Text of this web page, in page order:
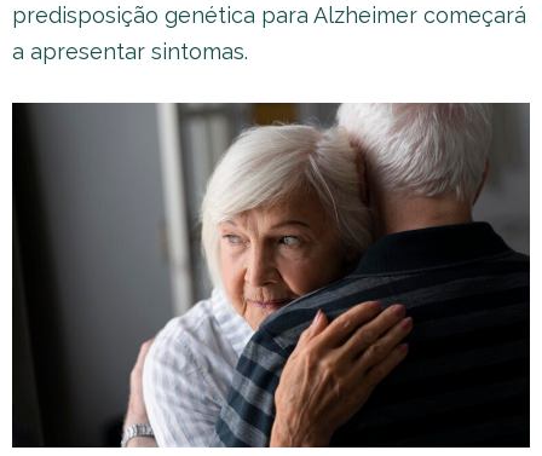
predisposição genética para Alzheimer começará
a apresentar sintomas.